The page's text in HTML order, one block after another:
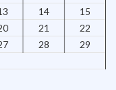
14
15
21
22
28
29